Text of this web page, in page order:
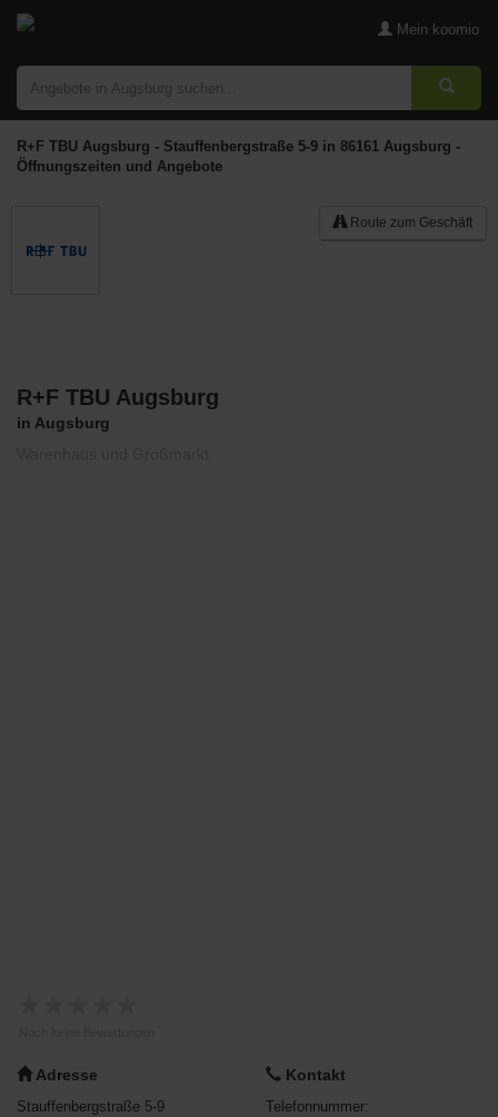
Mein koomio
R+F TBU Augsburg - Stauffenbergstraße 5-9 in 86161 Augsburg -
Öffnungszeiten und Angebote
Route zum Geschäft
R+F TBU Augsburg
in Augsburg
Adresse
Stauffenbergstraße 5-9
Kontakt
Telefonnummer: